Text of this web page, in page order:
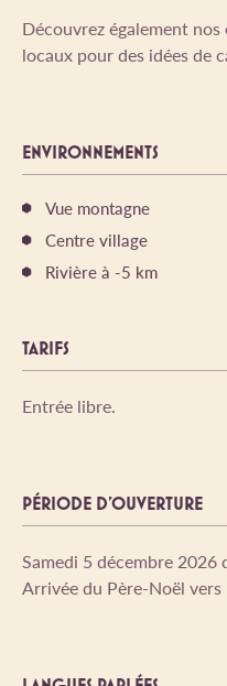
Découvrez également
locaux pour des idées de
ENVIRONNEMENTS
Vue montagne
Centre village
Rivière à -5 km
TARIFS
Entrée libre.
PÉRIODE D'OUVERTURE
Samedi 5 décembre 2026
Arrivée du Père-Noël vers